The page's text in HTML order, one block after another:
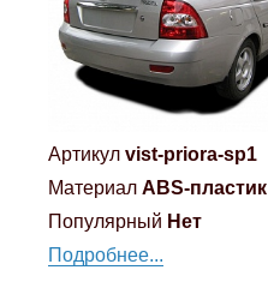
Артикул vist-priora-sp1
Материал ABS-пластик
Популярный Нет
Подробнее...
Renault
Suzuki
Toyota
Volkswagen